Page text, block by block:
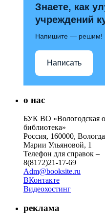
Знаете, как
учреждений
Напишите — решим!
Написать
о нас
БУК ВО «Вологодская
библиотека»
Россия, 160000,
Марии Ульяновой, 1
Телефон для справок –
8(8172)21-17-69
Adm@booksite.ru
ВКонтакте
Видеохостинг
реклама